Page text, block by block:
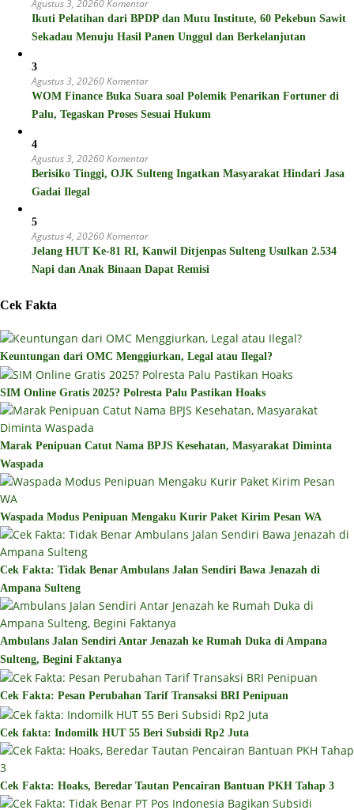
Agustus 3, 20260 Komentar
Ikuti Pelatihan dari BPDP dan Mutu Institute, 60 Pekebun Sawit
Sekadau Menuju Hasil Panen Unggul dan Berkelanjutan
3
Agustus 3, 20260 Komentar
WOM Finance Buka Suara soal Polemik Penarikan Fortuner di
Palu, Tegaskan Proses Sesuai Hukum
4
Agustus 3, 20260 Komentar
Berisiko Tinggi, OJK Sulteng Ingatkan Masyarakat Hindari Jasa
Gadai Ilegal
5
Agustus 4, 20260 Komentar
Jelang HUT Ke-81 RI, Kanwil Ditjenpas Sulteng Usulkan 2.534
Napi dan Anak Binaan Dapat Remisi
Cek Fakta
Keuntungan dari OMC Menggiurkan, Legal atau Ilegal?
SIM Online Gratis 2025? Polresta Palu Pastikan Hoaks
Marak Penipuan Catut Nama BPJS Kesehatan, Masyarakat Diminta
Waspada
Waspada Modus Penipuan Mengaku Kurir Paket Kirim Pesan WA
Cek Fakta: Tidak Benar Ambulans Jalan Sendiri Bawa Jenazah di
Ampana Sulteng
Ambulans Jalan Sendiri Antar Jenazah ke Rumah Duka di Ampana
Sulteng, Begini Faktanya
Cek Fakta: Pesan Perubahan Tarif Transaksi BRI Penipuan
Cek fakta: Indomilk HUT 55 Beri Subsidi Rp2 Juta
Cek Fakta: Hoaks, Beredar Tautan Pencairan Bantuan PKH Tahap 3